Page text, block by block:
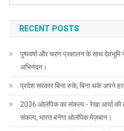
RECENT POSTS
पुष्पवर्षा और चरण प्रक्षालन के साथ देवभूमि
अभिनंदन।
प्रदेश सरकार बिना रुके, बिना थके अपने हर
2036 ओलंपिक का संकल्प:- रेखा आर्या की
संकल्प, भारत बनेगा ओलंपिक मेज़बान।